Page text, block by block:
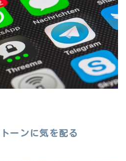
ーンに気を配る